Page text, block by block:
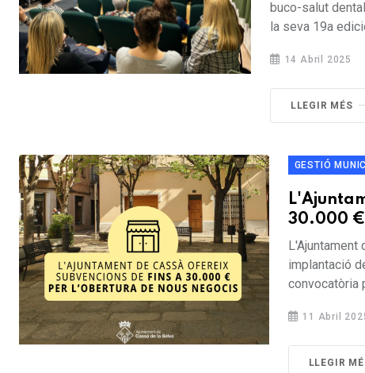
buco-salut
la seva 19a
14 Abril 2025
LLEGIR MÉS
GESTIÓ
30.000 €
implantació
convocatòria
11 Abril
LLEGIR